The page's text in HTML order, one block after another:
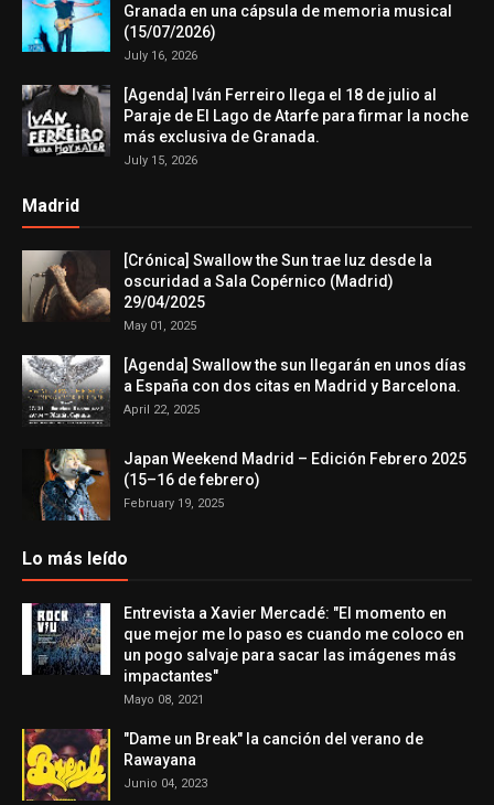
Granada en una cápsula de memoria musical
(15/07/2026)
July 16, 2026
[Agenda] Iván Ferreiro llega el 18 de julio al
Paraje de El Lago de Atarfe para firmar la noche
más exclusiva de Granada.
July 15, 2026
Madrid
[Crónica] Swallow the Sun trae luz desde la
oscuridad a Sala Copérnico (Madrid)
29/04/2025
May 01, 2025
[Agenda] Swallow the sun llegarán en unos días
a España con dos citas en Madrid y Barcelona.
April 22, 2025
Japan Weekend Madrid – Edición Febrero 2025
(15–16 de febrero)
February 19, 2025
Lo más leído
Entrevista a Xavier Mercadé: "El momento en
que mejor me lo paso es cuando me coloco en
un pogo salvaje para sacar las imágenes más
impactantes"
Mayo 08, 2021
"Dame un Break" la canción del verano de
Rawayana
Junio 04, 2023